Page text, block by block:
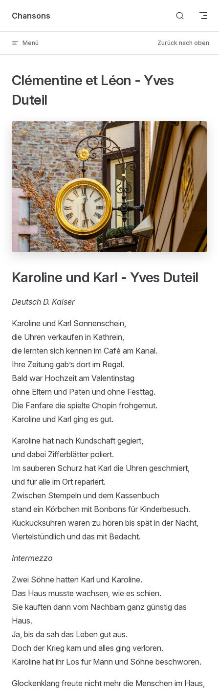
Skip to content
Chansons
Menü Zurück nach oben
Clémentine et Léon - Yves
Duteil
Karoline und Karl - Yves Duteil
Deutsch D. Kaiser
Karoline und Karl Sonnenschein,
die Uhren verkaufen in Kathrein,
die lernten sich kennen im Café am Kanal.
Ihre Zeitung gab’s dort im Regal.
Bald war Hochzeit am Valentinstag
ohne Eltern und Paten und ohne Festtag.
Die Fanfare die spielte Chopin frohgemut.
Karoline und Karl ging es gut.
Karoline hat nach Kundschaft gegiert,
und dabei Zifferblätter poliert.
Im sauberen Schurz hat Karl die Uhren geschmiert,
und für alle im Ort repariert.
Zwischen Stempeln und dem Kassenbuch
stand ein Körbchen mit Bonbons für Kinderbesuch.
Kuckucksuhren waren zu hören bis spät in der Nacht,
Viertelstündlich und das mit Bedacht.
Intermezzo
Zwei Söhne hatten Karl und Karoline.
Das Haus musste wachsen, wie es schien.
Sie kauften dann vom Nachbarn ganz günstig das
Haus.
Ja, bis da sah das Leben gut aus.
Doch der Krieg kam und alles ging verloren.
Karoline hat ihr Los für Mann und Söhne beschworen.
Glockenklang freute nicht mehr die Menschen im Haus,